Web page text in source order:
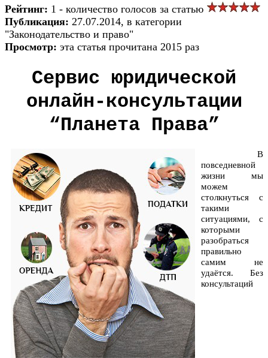
Рейтинг: 1 - количество голосов за статью
Публикация: 27.07.2014, в категории
"Законодательство и право"
Просмотр: эта статья прочитана 2015 раз
Сервис юридической
онлайн-консультации
“Планета Права”
В
повседневной
жизни мы
можем
столкнуться с
такими
ситуациями, с
которыми
разобраться
правильно
самим не
удаётся. Без
консультаций